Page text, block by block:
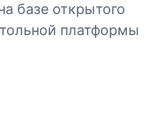
базе открытого
платформы